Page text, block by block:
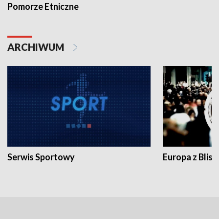
Pomorze Etniczne
ARCHIWUM
Serwis Sportowy Europa z